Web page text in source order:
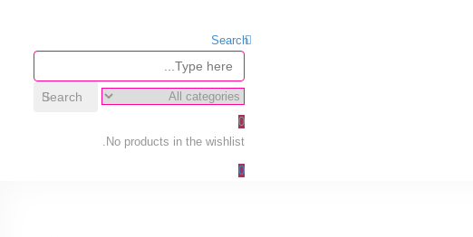
Search
Search
0
No products in the wishlist.
0